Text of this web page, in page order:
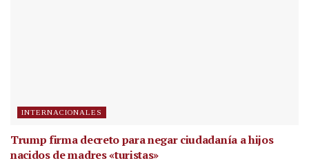
INTERNACIONALES
Trump firma decreto para negar ciudadanía a hijos
nacidos de madres «turistas»